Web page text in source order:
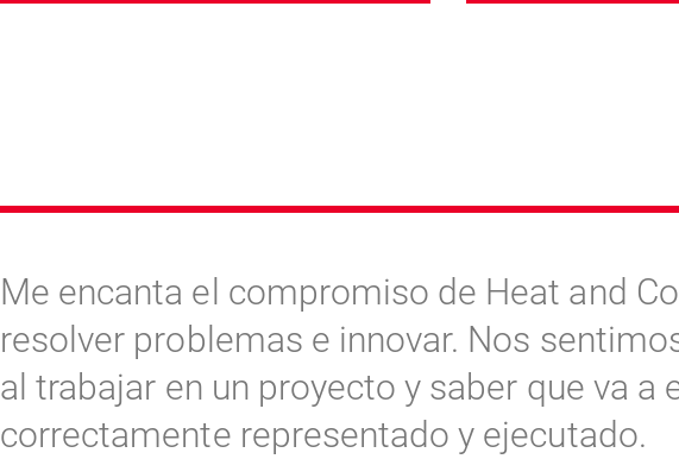
Me encanta el compromiso de Heat and
resolver problemas e innovar. Nos
al trabajar en un proyecto y saber que va a
correctamente representado y ejecutado.